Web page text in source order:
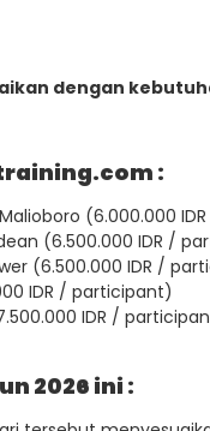
dengan
:
(6.000.000
(6.500.000 IDR /
(6.500.000 IDR /
IDR / participant)
IDR /
2026 ini :